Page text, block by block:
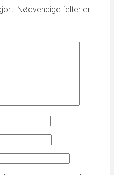
Nødvendige felter er